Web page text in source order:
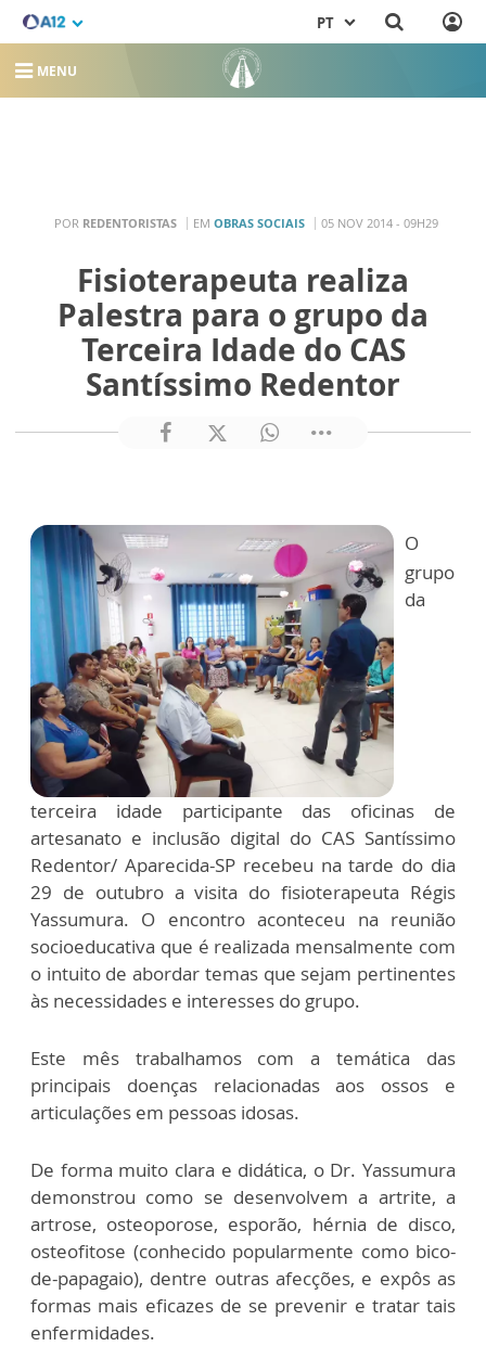
PT
MENU
POR REDENTORISTAS EM OBRAS SOCIAIS 05 NOV 2014 - 09H29
Fisioterapeuta realiza
Palestra para o grupo da
Terceira Idade do CAS
Santíssimo Redentor
O
grupo
da
terceira idade participante das oficinas de
artesanato e inclusão digital do CAS Santíssimo
Redentor/ Aparecida-SP recebeu na tarde do dia
29 de outubro a visita do fisioterapeuta Régis
Yassumura. O encontro aconteceu na reunião
socioeducativa que é realizada mensalmente com
o intuito de abordar temas que sejam pertinentes
às necessidades e interesses do grupo.
Este mês trabalhamos com a temática das
principais doenças relacionadas aos ossos e
articulações em pessoas idosas.
De forma muito clara e didática, o Dr. Yassumura
demonstrou como se desenvolvem a artrite, a
artrose, osteoporose, esporão, hérnia de disco,
osteofitose (conhecido popularmente como bico-
de-papagaio), dentre outras afecções, e expôs as
formas mais eficazes de se prevenir e tratar tais
enfermidades.